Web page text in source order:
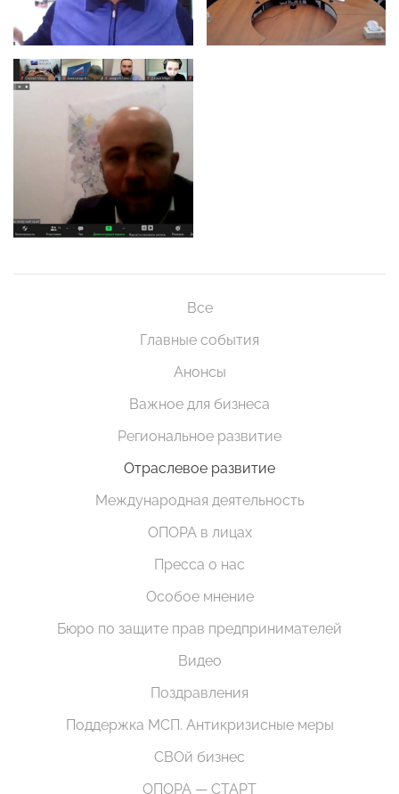
Все
Главные события
Анонсы
Важное для бизнеса
Региональное развитие
Отраслевое развитие
Международная деятельность
ОПОРА в лицах
Пресса о нас
Особое мнение
Бюро по защите прав предпринимателей
Видео
Поздравления
Поддержка МСП. Антикризисные меры
СВОй бизнес
ОПОРА — СТАРТ